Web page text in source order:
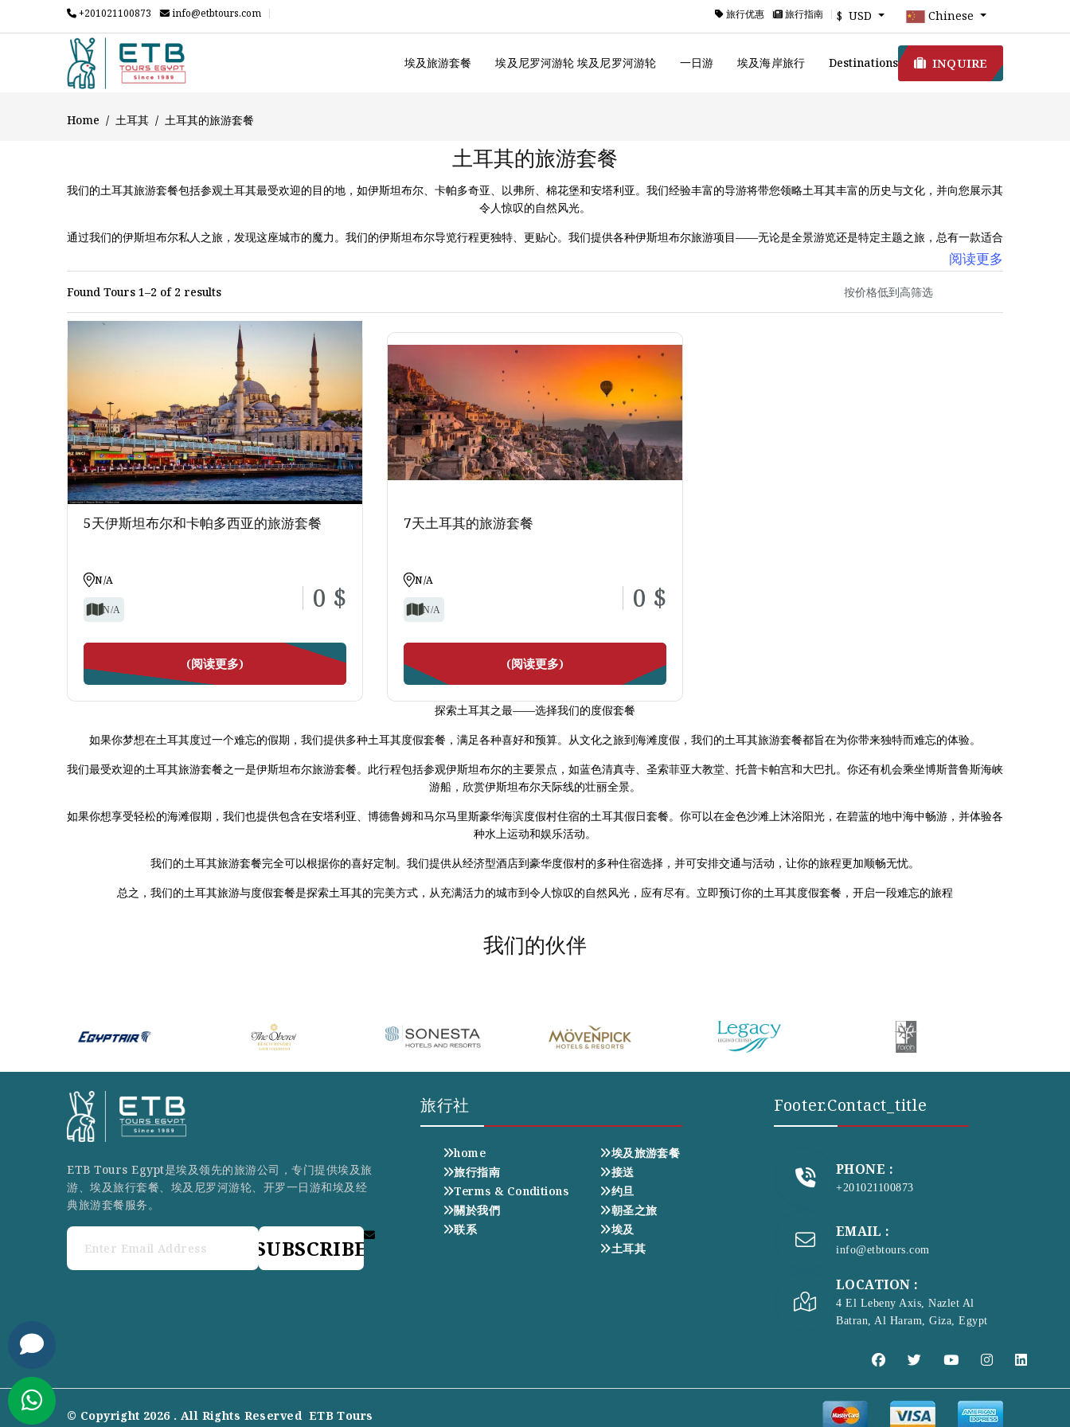
+201021100873 info@etbtours.com 旅行优惠 旅行指南 $ USD Chinese
埃及旅游套餐 埃及尼罗河游轮 埃及尼罗河游轮 一日游 埃及海岸旅行 Destinations INQUIRE
Home 土耳其 土耳其的旅游套餐
土耳其的旅游套餐
我们的土耳其旅游套餐包括参观土耳其最受欢迎的目的地，如伊斯坦布尔、卡帕多奇亚、以弗所、棉花堡和安塔利亚。我们经验丰富的导游将带您领略土耳其丰富的历史与文化，并向您展示其
令人惊叹的自然风光。
通过我们的伊斯坦布尔私人之旅，发现这座城市的魔力。我们的伊斯坦布尔导览行程更独特、更贴心。我们提供各种伊斯坦布尔旅游项目——无论是全景游览还是特定主题之旅，总有一款适合
伊斯坦布尔私人之旅意味着舒适与自由。我们的行程完全根据您的需求量身定制。有私人导游陪同，您将了解更多隐藏的故事与秘密。选择私人导览游，让您以更深入、更个性化的方式探索伊
我们的伊斯坦布尔导游都是专业人士，让您的旅程既有教育意义又充满乐趣。对于想更深入体验的旅客，我们的土耳其伊斯坦布尔旅游套餐提供详细的行程安排。若想要更个性化的体验，我们
的私人导游可根据您的兴趣量身定制行程。
通过我们的伊斯坦布尔之旅，探索这座城市的隐藏魅力。从历史地标到当地集市，我们的土耳其伊斯坦布尔行程展现了这座城市的多面风貌。时间有限？我们的短途伊斯坦布尔游同样内容丰
富、节奏紧凑。
如果您有转机停留，我们的伊斯坦布尔机场中途游是理想选择。即使停留时间短，也能通过我们的机场中途游领略城市风光。我们提供灵活的伊斯坦布尔旅游套餐，满足不同时间与兴趣的需
求。套餐包含导览、交通及活动安排。为您的便利，我们还提供从机场出发的伊斯坦布尔旅游服务，让您抵达后即可开启旅程。想更深入体验当地生活？我们的本地导游将带您像当地人一样发
现伊斯坦布尔。
如果您有中转时间，我们的伊斯坦布尔机场中转游将让等待变成难忘的体验。充分利用您的时间，把等待变成美好的回忆。加入我们，通过精心设计的行程探索伊斯坦布尔的独特之美。
阅读更多
Found Tours 1–2 of 2 results
5天伊斯坦布尔和卡帕多西亚的旅游套餐
N/A
N/A 0 $
(阅读更多)
7天土耳其的旅游套餐
N/A
N/A 0 $
(阅读更多)
探索土耳其之最——选择我们的度假套餐
如果你梦想在土耳其度过一个难忘的假期，我们提供多种土耳其度假套餐，满足各种喜好和预算。从文化之旅到海滩度假，我们的土耳其旅游套餐都旨在为你带来独特而难忘的体验。
我们最受欢迎的土耳其旅游套餐之一是伊斯坦布尔旅游套餐。此行程包括参观伊斯坦布尔的主要景点，如蓝色清真寺、圣索菲亚大教堂、托普卡帕宫和大巴扎。你还有机会乘坐博斯普鲁斯海峡
游船，欣赏伊斯坦布尔天际线的壮丽全景。
如果你想享受轻松的海滩假期，我们也提供包含在安塔利亚、博德鲁姆和马尔马里斯豪华海滨度假村住宿的土耳其假日套餐。你可以在金色沙滩上沐浴阳光，在碧蓝的地中海中畅游，并体验各
种水上运动和娱乐活动。
我们的土耳其旅游套餐完全可以根据你的喜好定制。我们提供从经济型酒店到豪华度假村的多种住宿选择，并可安排交通与活动，让你的旅程更加顺畅无忧。
总之，我们的土耳其旅游与度假套餐是探索土耳其的完美方式，从充满活力的城市到令人惊叹的自然风光，应有尽有。立即预订你的土耳其度假套餐，开启一段难忘的旅程
我们的伙伴
ETB Tours Egypt是埃及领先的旅游公司，专门提供埃及旅
游、埃及旅行套餐、埃及尼罗河游轮、开罗一日游和埃及经
典旅游套餐服务。
SUBSCRIBE
旅行社
home
旅行指南
Terms & Conditions
關於我們
联系
埃及旅游套餐
接送
约旦
朝圣之旅
埃及
土耳其
Footer.contact_title
PHONE :
+201021100873
EMAIL :
info@etbtours.com
LOCATION :
4 El Lebeny Axis, Nazlet Al
Batran, Al Haram, Giza, Egypt
© Copyright 2026 . All Rights Reserved ETB Tours